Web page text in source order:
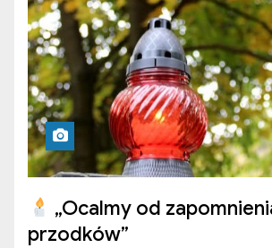
„Ocalmy od
przodków”